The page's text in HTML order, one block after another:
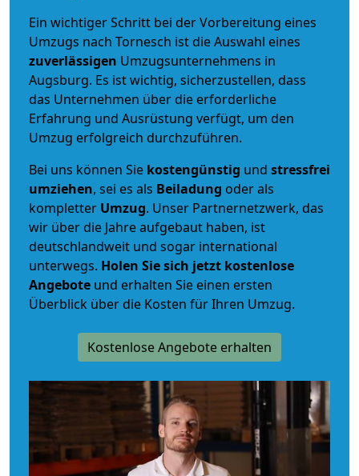
Ein wichtiger Schritt bei der Vorbereitung eines
Umzugs nach Tornesch ist die Auswahl eines
zuverlässigen Umzugsunternehmens in
Augsburg. Es ist wichtig, sicherzustellen, dass
das Unternehmen über die erforderliche
Erfahrung und Ausrüstung verfügt, um den
Umzug erfolgreich durchzuführen.
Bei uns können Sie kostengünstig und stressfrei
umziehen, sei es als Beiladung oder als
kompletter Umzug. Unser Partnernetzwerk, das
wir über die Jahre aufgebaut haben, ist
deutschlandweit und sogar international
unterwegs. Holen Sie sich jetzt kostenlose
Angebote und erhalten Sie einen ersten
Überblick über die Kosten für Ihren Umzug.
Kostenlose Angebote erhalten